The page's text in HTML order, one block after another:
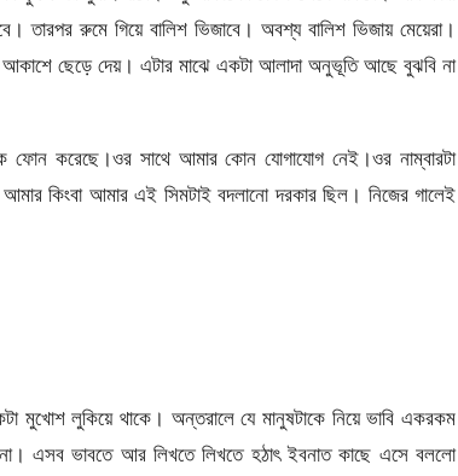
তারপর রুমে গিয়ে বালিশ ভিজাবে। অবশ্য বালিশ ভিজায় মেয়েরা।
আকাশে ছেড়ে দেয়। এটার মাঝে একটা আলাদা অনুভূতি আছে বুঝবি না
ফোন করেছে।ওর সাথে আমার কোন যোগাযোগ নেই।ওর নাম্বারটা
কিংবা আমার এই সিমটাই বদলানো দরকার ছিল। নিজের গালেই
মুখোশ লুকিয়ে থাকে। অন্তরালে যে মানুষটাকে নিয়ে ভাবি একরকম
এসব ভাবতে আর লিখতে লিখতে হঠাৎ ইবনাত কাছে এসে বললো